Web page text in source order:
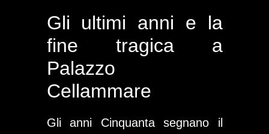
Gli ultimi anni e la
fine tragica a
Palazzo
Cellammare
Gli anni Cinquanta segnano il